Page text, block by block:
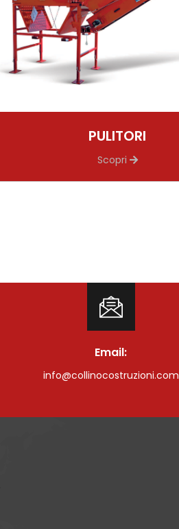
PULITORI
Scopri
Email:
info@collinocostruzioni.com